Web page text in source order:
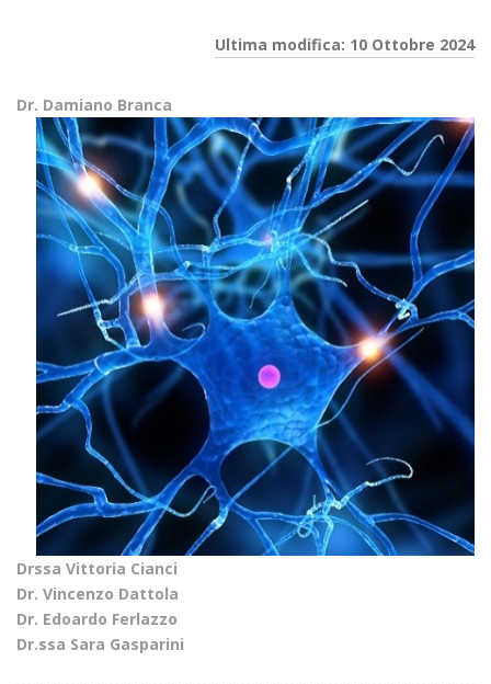
Ultima modifica: 10 Ottobre 2024
Dr. Damiano Branca
Drssa Vittoria Cianci
Dr. Vincenzo Dattola
Dr. Edoardo Ferlazzo
Dr.ssa Sara Gasparini